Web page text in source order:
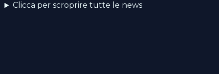
Clicca per scroprire tutte le news